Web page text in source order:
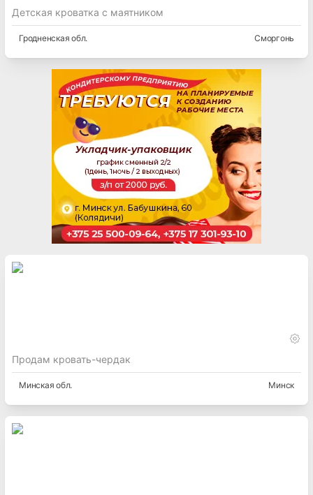
Детская кроватка с маятником
Гродненская обл. Сморгонь
Продам кровать-чердак
Минская обл. Минск